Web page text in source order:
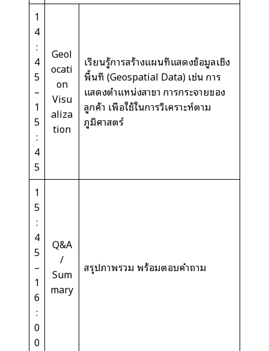
1
4
:
4
5
–
1
5
:
4
5
Geol
ocati
on
Visu
aliza
tion
เรียนรู้การสร้างแผนที่แสดงข้อมูลเชิง
พื้นที่ (Geospatial Data) เช่น การ
แสดงตำแหน่งสาขา การกระจายของ
ลูกค้า เพื่อใช้ในการวิเคราะห์ตาม
ภูมิศาสตร์
1
5
:
4
5
–
1
6
:
0
0
Q&A
/
Sum
mary
สรุปภาพรวม พร้อมตอบคำถาม